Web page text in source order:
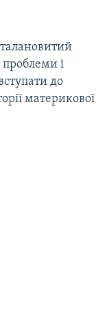
і
до
материкової